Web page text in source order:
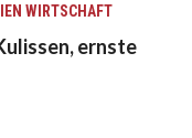
WIRTSCHAFT
ernste